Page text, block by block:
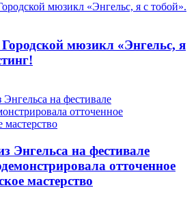
мюзикл «Энгельс, я
Энгельса на фестивале
отточенное
мастерство